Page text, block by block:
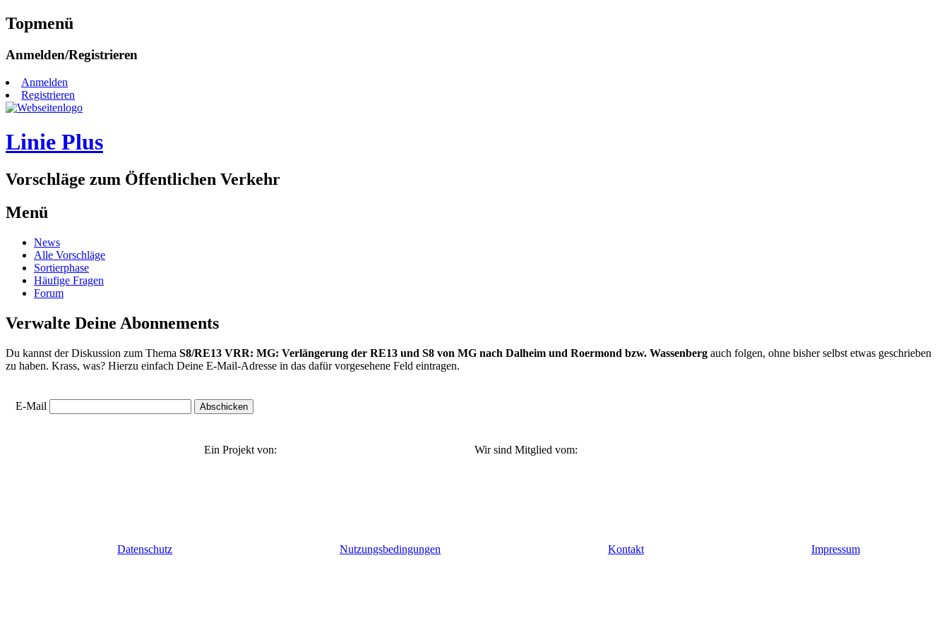
Topmenü
Zum
springen
Anmelden/Registrieren
Anmelden
Registrieren
Linie Plus
Vorschläge zum Öffentlichen Verkehr
Menü
Zum
Inhalt
springen
News
Alle Vorschläge
Sortierphase
Häufige Fragen
Forum
Verwalte Deine Abonnements
Du kannst der Diskussion zum Thema S8/RE13 VRR: MG: Verlängerung der RE13 und S8 von MG nach Dalheim und Roermond bzw. Wassenberg auch folgen, ohne bisher selbst etwas geschrieben
zu haben. Krass, was? Hierzu einfach Deine E-Mail-Adresse in das dafür vorgesehene Feld eintragen.
E-Mail
Ein Projekt von: Wir sind Mitglied vom:
Datenschutz Nutzungsbedingungen Kontakt Impressum